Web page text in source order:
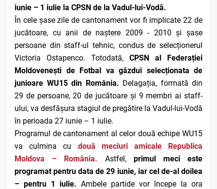
iunie – 1 iulie la CPSN de la Vadul-lui-Vodă.
În cele șase zile de cantonament vor fi implicate 22 de
jucătoare, cu anii de naștere 2009 - 2010 și șase
persoane din staff-ul tehnic, condus de selecționerul
Victoria Ostapenco. Totodată, CPSN al Federației
Moldovenești de Fotbal va găzdui selecționata de
junioare WU15 din România. Delagația, formată din
29 de persoane, 20 de jucătoare și 9 membri ai staff-
ului, va desfășura stagiul de pregătire la Vadul-lui-Vodă
în perioada 27 iunie – 1 iulie.
Programul de cantonament al celor două echipe WU15
va culmina cu două meciuri amicale Republica
Moldova – România. Astfel, primul meci este
programat pentru data de 29 iunie, iar cel de-al doilea
– pentru 1 iulie. Ambele partide vor începe la ora